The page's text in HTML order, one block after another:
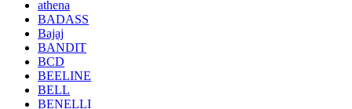
athena
BADASS
Bajaj
BANDIT
BCD
BEELINE
BELL
BENELLI